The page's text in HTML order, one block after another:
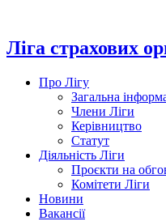
вмісту
Ліга страхових
Про Лігу
Загальна
Члени Ліги
Керівництво
Статут
Діяльність Ліги
Проєкти на
Комітети Ліги
Новини
Вакансії